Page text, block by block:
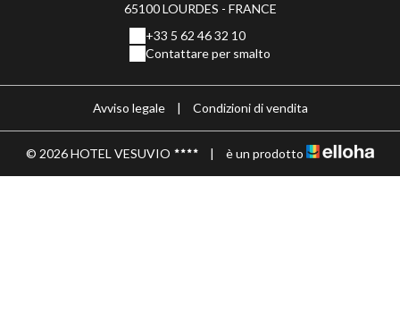
65100 LOURDES - FRANCE
+33 5 62 46 32 10
Contattare per smalto
Avviso legale | Condizioni di vendita
© 2026 HOTEL VESUVIO | è un prodotto